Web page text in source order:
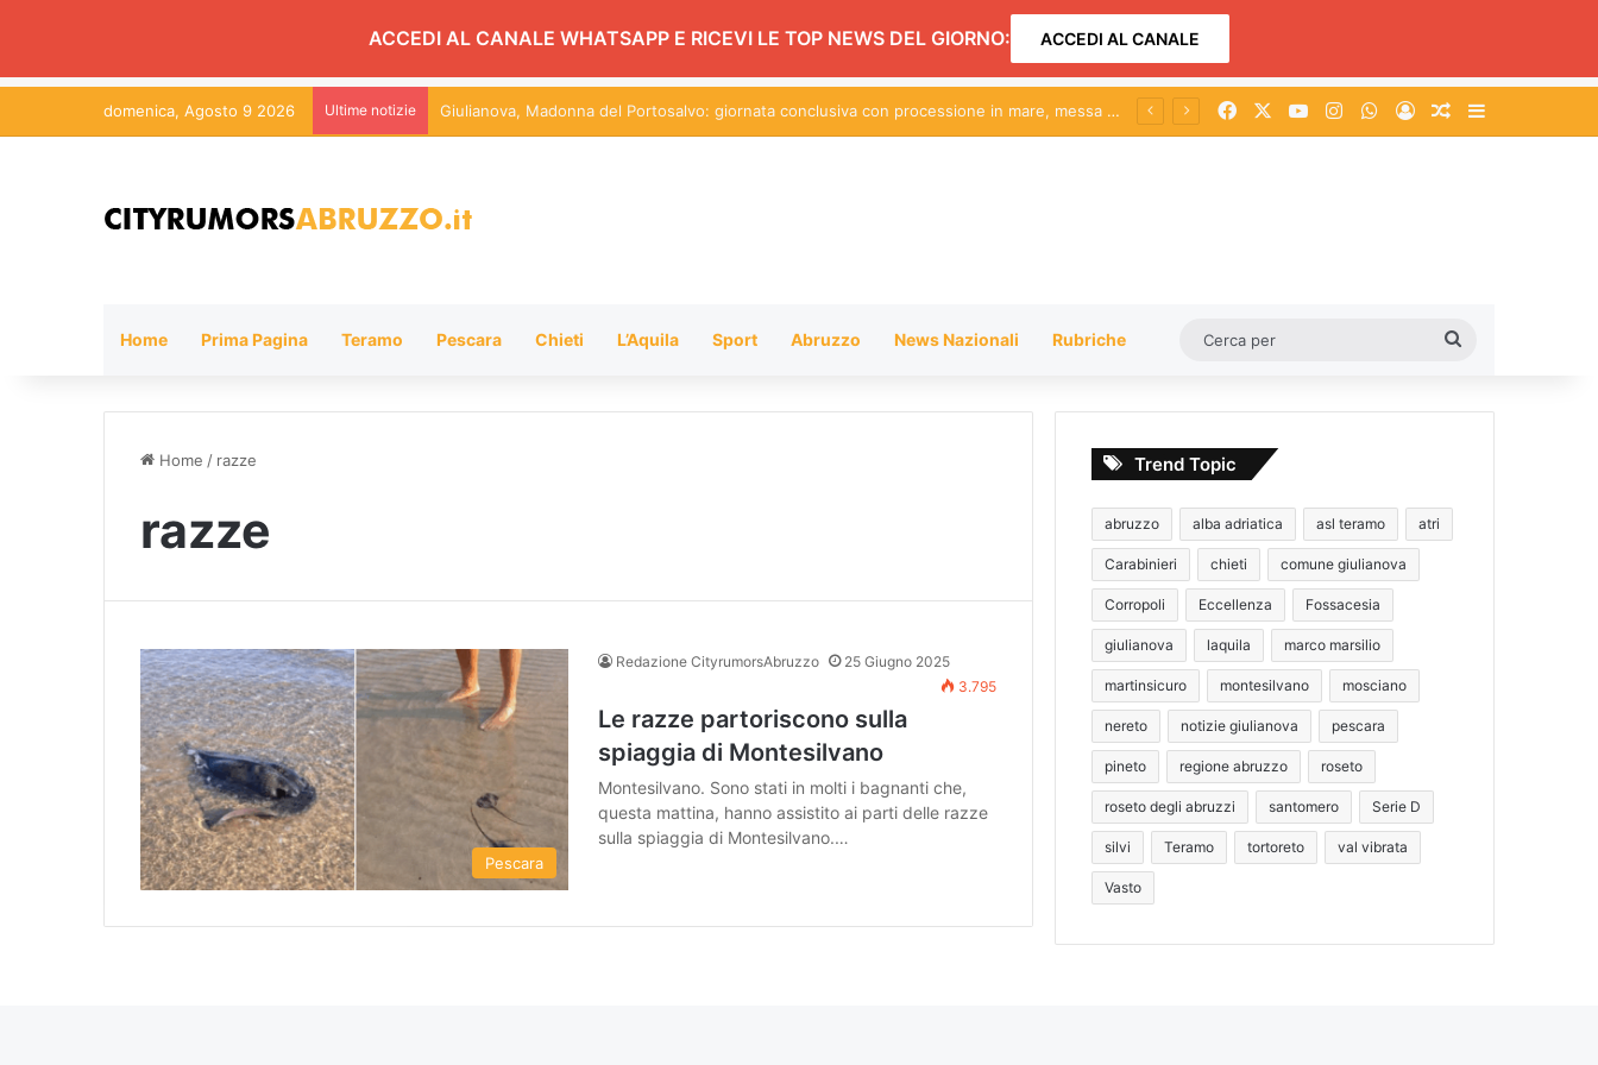
ACCEDI AL CANALE WHATSAPP E RICEVI LE TOP NEWS DEL GIORNO: ACCEDI AL CANALE
domenica, Agosto 9 2026 Ultime notizie Giulianova, Madonna del Portosalvo: giornata conclusiva con processione in mare, messa e concerto Facebook You TubeInstagramWhatsApp
AccediUn articolo a
Home Prima Pagina Teramo Pescara Chieti L’Aquila Sport Abruzzo News Nazionali Rubriche
Home / razze
razze
Pescara
Redazione CityrumorsAbruzzo
25 Giugno 2025
3.795
Le razze partoriscono sulla
spiaggia di Montesilvano
Montesilvano. Sono stati in molti i bagnanti che,
questa mattina, hanno assistito ai parti delle razze
sulla spiaggia di Montesilvano.…
Trend Topic
abruzzo alba adriatica asl teramo atri
Carabinieri chieti comune giulianova
Corropoli Eccellenza Fossacesia
giulianova laquila marco marsilio
martinsicuro montesilvano mosciano
nereto notizie giulianova pescara
pineto regione abruzzo roseto
roseto degli abruzzi santomero Serie D
silvi Teramo tortoreto val vibrata
Vasto